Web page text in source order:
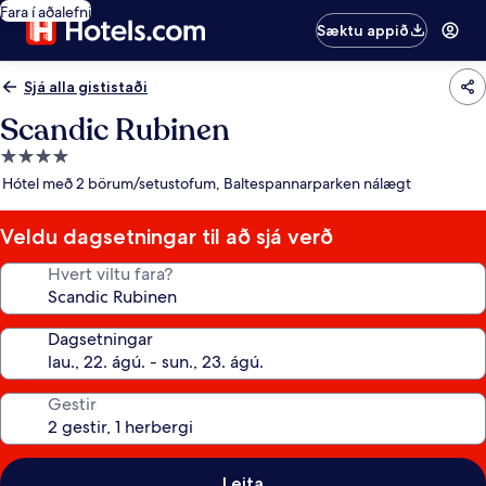
Fara í aðalefni
Sæktu appið
Sjá alla gististaði
Scandic Rubinen
4.0
stjörnu
Hótel með 2 börum/setustofum, Baltespannarparken nálægt
Veldu dagsetningar til að sjá verð
Hvert viltu fara?
Dagsetningar
Gestir